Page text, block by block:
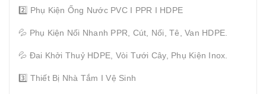
2️⃣ Phụ Kiện Ống Nước PVC I PPR I HDPE
💦 Phụ Kiện Nối Nhanh PPR, Cút, Nối, Tê, Van HDPE.
💦 Đai Khởi Thuỷ HDPE, Vòi Tưới Cây, Phụ Kiện Inox.
3️⃣ Thiết Bị Nhà Tắm I Vệ Sinh